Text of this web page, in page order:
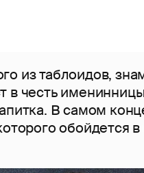
из таблоидов,
в честь
В самом
обойдется